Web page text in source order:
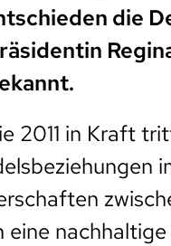
die
2011 in Kraft